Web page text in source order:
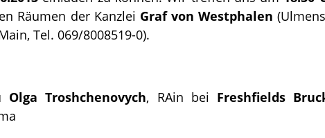
Räumen der Kanzlei Graf von Westphalen
Tel. 069/8008519-0).
Olga Troshchenovych, RAin bei Freshfields